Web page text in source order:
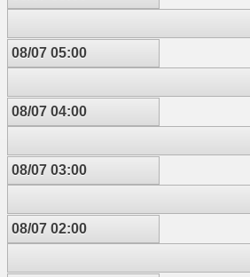
08/07 05:00
08/07 04:00
08/07 03:00
08/07 02:00